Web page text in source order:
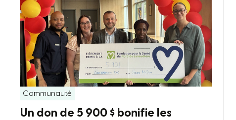
Communauté
Un don de 5 900 $ bonifie les